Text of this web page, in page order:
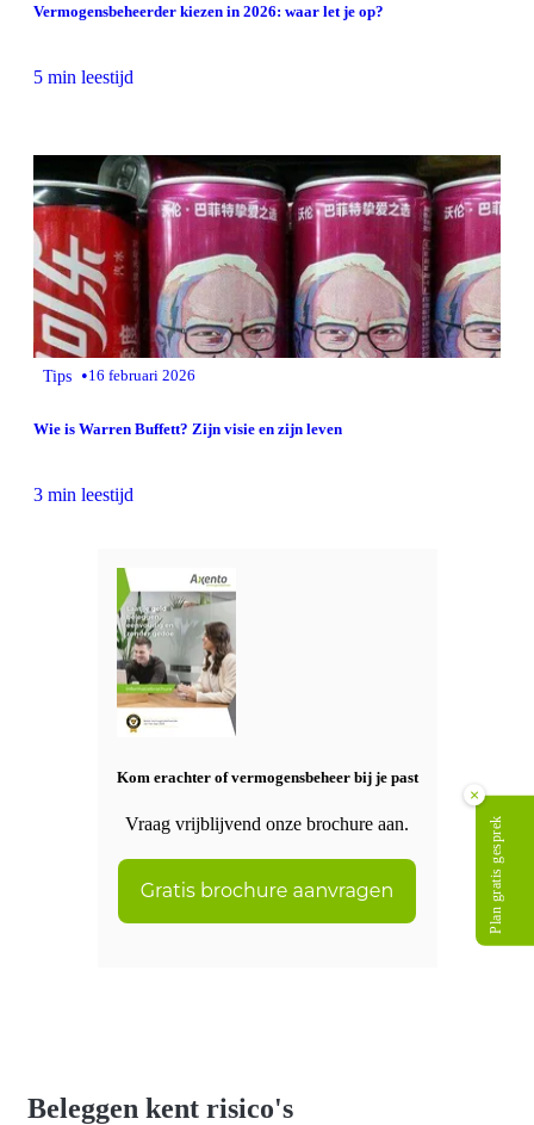
Vermogensbeheerder kiezen in 2026: waar let je op?
5 min leestijd
Tips •16 februari 2026
Wie is Warren Buffett? Zijn visie en zijn leven
3 min leestijd
Kom erachter of vermogensbeheer bij je past
Vraag vrijblijvend onze brochure aan.
Beleggen kent risico's
×
Plan gratis gesprek